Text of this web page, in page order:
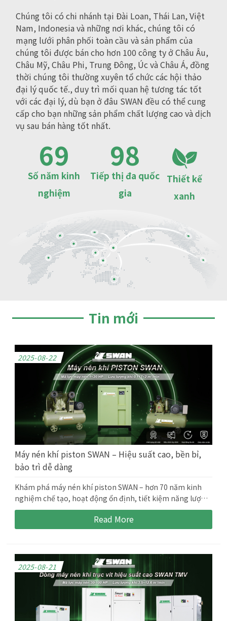
Chúng tôi có chi nhánh tại Đài Loan, Thái Lan, Việt
Nam, Indonesia và những nơi khác, chúng tôi có
mạng lưới phân phối toàn cầu và sản phẩm của
chúng tôi được bán cho hơn 100 công ty ở Châu Âu,
Châu Mỹ, Châu Phi, Trung Đông, Úc và Châu Á, đồng
thời chúng tôi thường xuyên tổ chức các hội thảo
đại lý quốc tế., duy trì mối quan hệ tương tác tốt
với các đại lý, dù bạn ở đâu SWAN đều có thể cung
cấp cho bạn những sản phẩm chất lượng cao và dịch
vụ sau bán hàng tốt nhất.
70
Số năm kinh
nghiệm
100
Tiếp thị đa quốc
gia
Thiết kế
xanh
Tin mới
2025-08-22
Máy nén khí piston SWAN – Hiệu suất cao, bền bỉ,
bảo trì dễ dàng
Khám phá máy nén khí piston SWAN – hơn 70 năm kinh
nghiệm chế tạo, hoạt động ổn định, tiết kiệm năng lượng,
bảo trì đơn giản. Liên hệ ngay để nhận tư vấn và hỗ trợ kỹ
thuật chuyên nghiệp trong vòng 24 giờ!
Read More
2025-08-21